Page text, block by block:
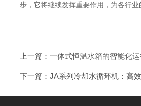
步，它将继续发挥重要作用，为各行业
上一篇： 一体式恒温水箱的智能化运
下一篇： JA系列冷却水循环机：高